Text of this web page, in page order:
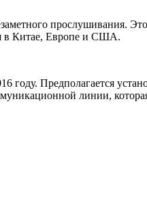
прослушивания. Это
в Китае, Европе и США.
году. Предполагается
линии,